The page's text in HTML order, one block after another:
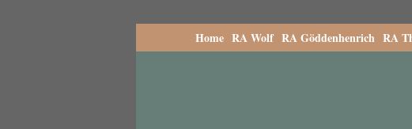
Home RA Wolf RA Göddenhenrich RA